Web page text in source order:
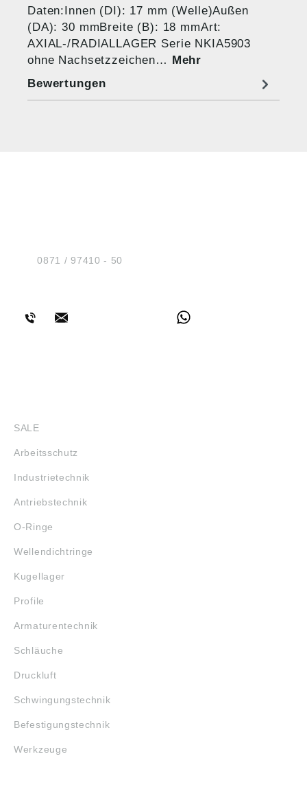
Daten:Innen (DI): 17 mm (Welle)Außen
(DA): 30 mmBreite (B): 18 mmArt:
AXIAL-/RADIALLAGER Serie NKIA5903
ohne Nachsetzzeichen… Mehr
Bewertungen
Tel.:0871 / 97410 - 50
SALE
Arbeitsschutz
Industrietechnik
Antriebstechnik
O-Ringe
Wellendichtringe
Kugellager
Profile
Armaturentechnik
Schläuche
Druckluft
Schwingungstechnik
Befestigungstechnik
Werkzeuge